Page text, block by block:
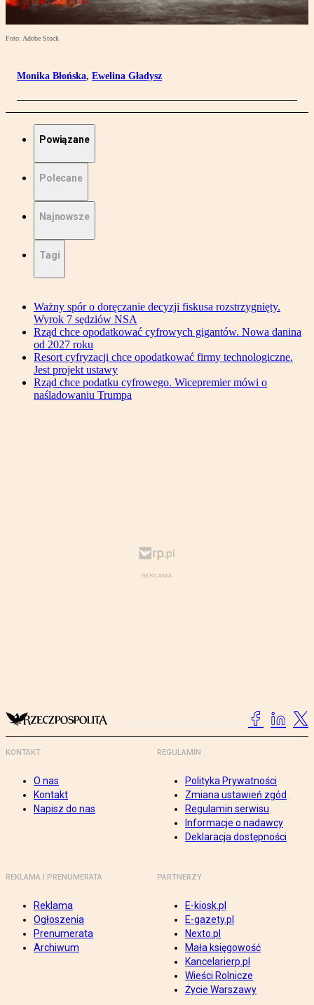
Foto: Adobe Stock
Monika Błońska, Ewelina Gładysz
Powiązane
Polecane
Najnowsze
Tagi
Ważny spór o doręczanie decyzji fiskusa rozstrzygnięty.
Wyrok 7 sędziów NSA
Rząd chce opodatkować cyfrowych gigantów. Nowa danina
od 2027 roku
Resort cyfryzacji chce opodatkować firmy technologiczne.
Jest projekt ustawy
Rząd chce podatku cyfrowego. Wicepremier mówi o
naśladowaniu Trumpa
KONTAKT
O nas
Kontakt
Napisz do nas
REGULAMIN
Polityka Prywatności
Zmiana ustawień zgód
Regulamin serwisu
Informacje o nadawcy
Deklaracja dostępności
REKLAMA I PRENUMERATA
Reklama
Ogłoszenia
Prenumerata
Archiwum
PARTNERZY
E-kiosk.pl
E-gazety.pl
Nexto.pl
Mała księgowość
Kancelarierp.pl
Wieści Rolnicze
Życie Warszawy